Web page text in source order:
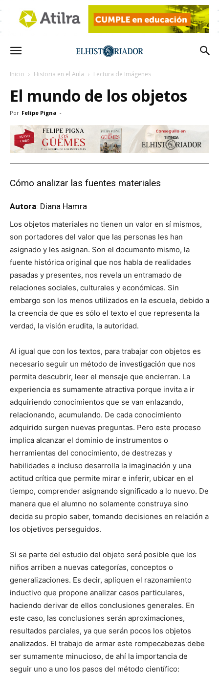
Inicio Historia en el Aula Lectura de Imágenes
El mundo de los objetos
Por Felipe Pigna -
Cómo analizar las fuentes materiales
Autora: Diana Hamra
Los objetos materiales no tienen un valor en sí mismos,
son portadores del valor que las personas les han
asignado y les asignan. Son el documento mismo, la
fuente histórica original que nos habla de realidades
pasadas y presentes, nos revela un entramado de
relaciones sociales, culturales y económicas. Sin
embargo son los menos utilizados en la escuela, debido a
la creencia de que es sólo el texto el que representa la
verdad, la visión erudita, la autoridad.
Al igual que con los textos, para trabajar con objetos es
necesario seguir un método de investigación que nos
permita descubrir, leer el mensaje que encierran. La
experiencia es sumamente atractiva porque invita a ir
adquiriendo conocimientos que se van enlazando,
relacionando, acumulando. De cada conocimiento
adquirido surgen nuevas preguntas. Pero este proceso
implica alcanzar el dominio de instrumentos o
herramientas del conocimiento, de destrezas y
habilidades e incluso desarrolla la imaginación y una
actitud crítica que permite mirar e inferir, ubicar en el
tiempo, comprender asignando significado a lo nuevo. De
manera que el alumno no solamente construya sino
decida su propio saber, tomando decisiones en relación a
los objetivos perseguidos.
Si se parte del estudio del objeto será posible que los
niños arriben a nuevas categorías, conceptos o
generalizaciones. Es decir, apliquen el razonamiento
inductivo que propone analizar casos particulares,
haciendo derivar de ellos conclusiones generales. En
este caso, las conclusiones serán aproximaciones,
resultados parciales, ya que serán pocos los objetos
analizados. El trabajo de armar este rompecabezas debe
ser sumamente minucioso, de ahí la importancia de
seguir uno a uno los pasos del método científico: